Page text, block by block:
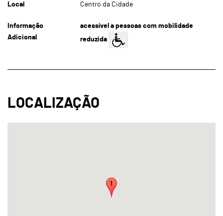
Local Centro da Cidade
Informação
Adicional
acessível a pessoas com mobilidade
reduzida